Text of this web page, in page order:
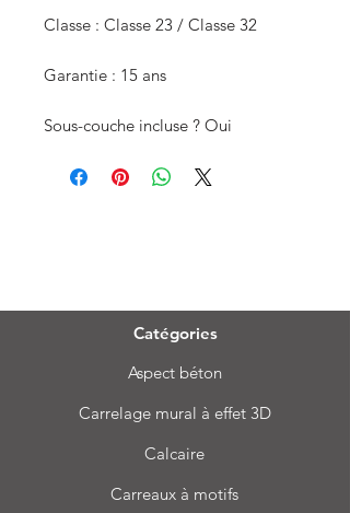
Classe : Classe 23 / Classe 32
Garantie : 15 ans
Sous-couche incluse ? Oui
Catégories
Aspect béton
Carrelage mural à effet 3D
Calcaire
Carreaux à motifs